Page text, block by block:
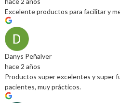
Excelente productos para facilitar y
Danys Peñalver
hace 2 años
Productos super excelentes y super
pacientes, muy prácticos.